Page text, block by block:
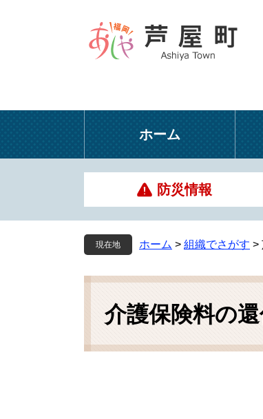
本
ホーム
防災情報
現在地 ホーム > 組織でさがす >
本
介護保険料の